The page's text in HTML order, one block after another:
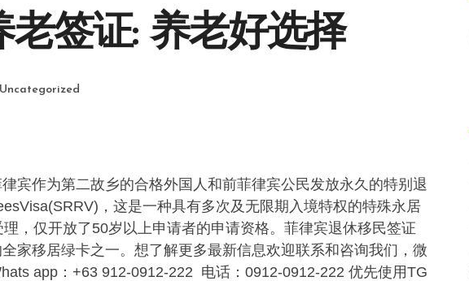
老签证: 养老好选择
Uncategorized
宾作为第二故乡的合格外国人和前菲律宾公民发放永久的特别退
，这是一种具有多次及无限期入境特权的特殊永居
，仅开放了50岁以上申请者的申请资格。菲律宾退休移民签证
家移居绿卡之一。想了解更多最新信息欢迎联系和咨询我们，微
app：+63 912-0912-222 电话：0912-0912-222 优先使用TG